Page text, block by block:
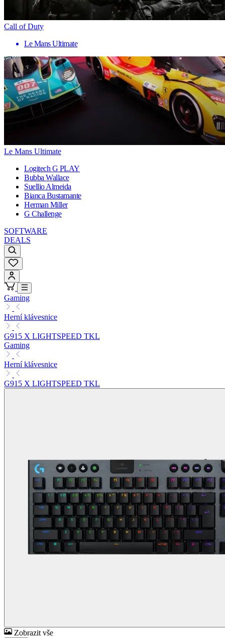
Call of Duty
Le Mans Ultimate
Le Mans Ultimate
Logitech G PLAY
Bubba Wallace
Suellio Almeida
Bianca Bustamante
Herman Miller
G Challenge
SOFTWARE
DEALS
Gaming
Herní klávesnice
G915 X LIGHTSPEED TKL
Gaming
Herní klávesnice
G915 X LIGHTSPEED TKL
Zobrazit vše